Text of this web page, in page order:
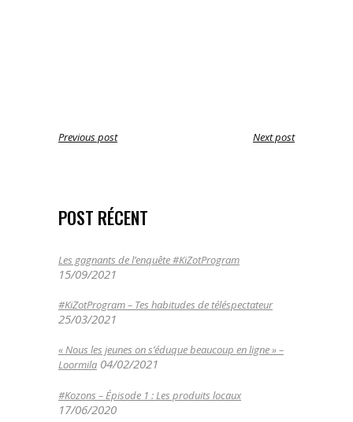
Previous post Next post
POST RÉCENT
Les gagnants de l’enquête #KiZotProgram
15/09/2021
#KiZotProgram – Tes habitudes de téléspectateur
25/03/2021
« Nous les jeunes on s’éduque beaucoup en ligne » –
Loormila 04/02/2021
#Kozons – Épisode 1 : Les produits locaux
17/06/2020